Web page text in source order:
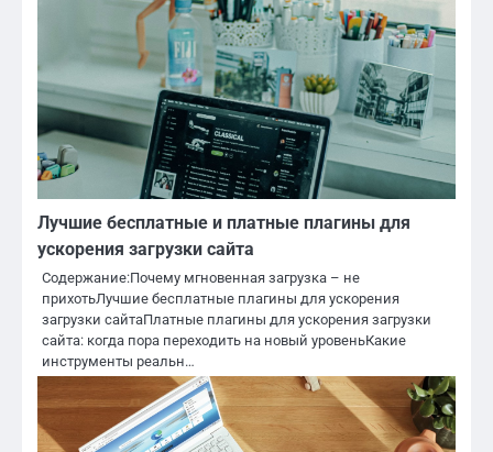
Лучшие бесплатные и платные плагины для
ускорения загрузки сайта
Содержание:Почему мгновенная загрузка – не
прихотьЛучшие бесплатные плагины для ускорения
загрузки сайтаПлатные плагины для ускорения загрузки
сайта: когда пора переходить на новый уровеньКакие
инструменты реальн…